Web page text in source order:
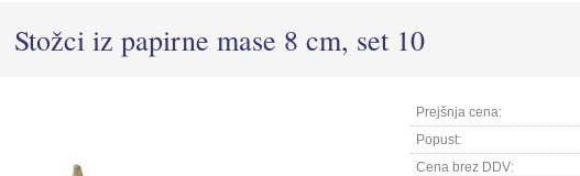
Stožci iz papirne mase 8 cm, set 10
Prejšnja cena:
Popust:
Cena brez DDV: